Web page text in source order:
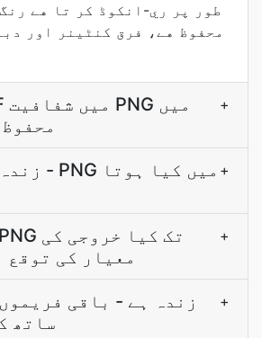
طور پر ري-انکوڈ کر تا هے
محفوظ هے، فرق کنٹینر اور
+
+
معیار کی توقع
+
ساتھ
+